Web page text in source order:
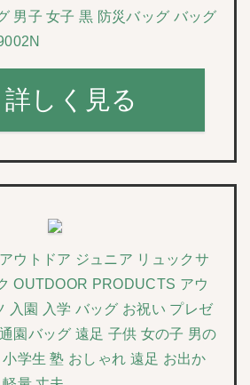
男子 女子 黒 防災バッグ バッグ
詳しく見る
ウトドア ジュニア リュックサ
OUTDOOR PRODUCTS アウ
入園 入学 バッグ お祝い プレゼ
園バッグ 遠足 子供 女の子 男の
学生 塾 おしゃれ 遠足 お出か